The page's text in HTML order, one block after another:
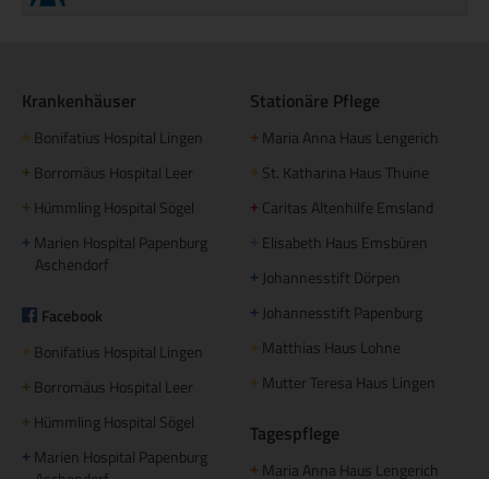
Krankenhäuser
+ Bonifatius Hospital Lingen
+ Borromäus Hospital Leer
+ Hümmling Hospital Sögel
+ Marien Hospital Papenburg
Aschendorf
Facebook
+ Bonifatius Hospital Lingen
+ Borromäus Hospital Leer
+ Hümmling Hospital Sögel
+ Marien Hospital Papenburg
Stationäre Pflege
+ Maria Anna Haus Lengerich
+ St. Katharina Haus Thuine
+ Caritas Altenhilfe Emsland
Elisabeth Haus Emsbüren
+ Johannesstift Dörpen
+ Johannesstift Papenburg
+ Matthias Haus Lohne
+ Mutter Teresa Haus Lingen
Tagespflege
+ Maria Anna Haus Lengerich